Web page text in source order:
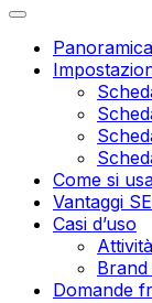
Panoramica
Come si
Vantaggi
Casi d’uso
Domande